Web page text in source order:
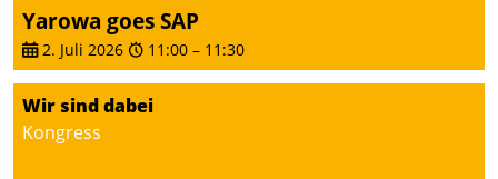
den Weg vom
Mieteranliegen zum
Dienstleisterauftrag.
Yarowa goes SAP
2. Juli 2026 11:00 – 11:30
Wir sind dabei
Kongress